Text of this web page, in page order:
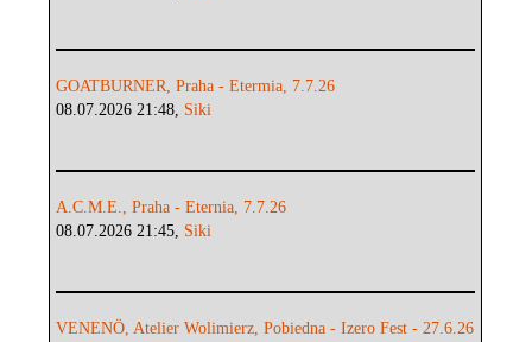
GOATBURNER, Praha - Etermia, 7.7.26
08.07.2026 21:48, Siki
A.C.M.E., Praha - Eternia, 7.7.26
08.07.2026 21:45, Siki
VENENÖ, Atelier Wolimierz, Pobiedna - Izero Fest - 27.6.26